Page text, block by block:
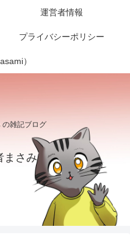
の雑記ブログ
まさみ
運営者情報
プライバシーポリシー
）